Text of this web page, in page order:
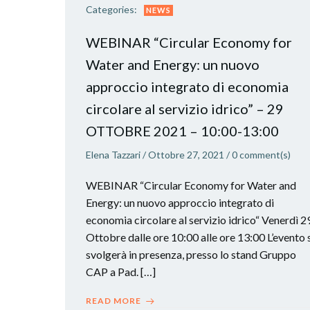
Categories: NEWS
WEBINAR “Circular Economy for
Water and Energy: un nuovo
approccio integrato di economia
circolare al servizio idrico” – 29
OTTOBRE 2021 – 10:00-13:00
Elena Tazzari/Ottobre 27, 2021 /0comment(s)
WEBINAR “Circular Economy for Water and
Energy: un nuovo approccio integrato di
economia circolare al servizio idrico“ Venerdì
Ottobre dalle ore 10:00 alle ore 13:00 L’evento
svolgerà in presenza, presso lo stand Gruppo
CAP a Pad. […]
READ MORE